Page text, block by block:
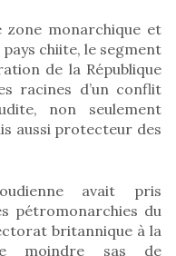
zone monarchique et
chiite, le segment
de la République
racines d’un conflit
non seulement
aussi protecteur des
avait pris
pétromonarchies du
britannique à la
moindre sas de